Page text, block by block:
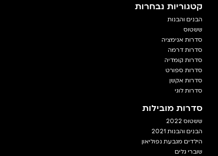
קטגוריות נבחרות
הבנים והבנות
ששטוס
סדרות אנימציה
סדרות דרמה
סדרות קומדיה
סדרות ספורט
סדרות אקשן
סדרות לוגי
סדרות מובילות
ששטוס 2022
הבנים והבנות 2021
הילדים מגבעת נפוליאון
שוברי גלים